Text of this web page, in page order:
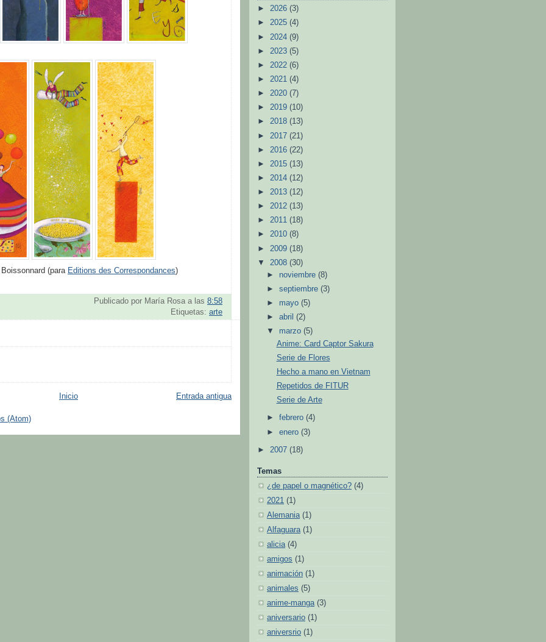
(para Editions des Correspondances)
Publicado por María Rosa a las 8:58
Etiquetas: arte
Entrada antigua
Inicio
(Atom)
► 2026 (3)
► 2025 (4)
► 2024 (9)
► 2023 (5)
► 2022 (6)
► 2021 (4)
► 2020 (7)
► 2019 (10)
► 2018 (13)
► 2017 (21)
► 2016 (22)
► 2015 (13)
► 2014 (12)
► 2013 (12)
► 2012 (13)
► 2011 (18)
► 2010 (8)
► 2009 (18)
▼ 2008 (30)
► noviembre(8)
►septiembre(3)
► mayo(5)
►abril(2)
▼ marzo(5)
Anime: Card Captor Sakura
Serie de Flores
Hecho a mano en Vietnam
Repetidos de FITUR
Serie de Arte
►febrero(4)
►enero(3)
► 2007 (18)
Temas
¿de papel o magnético? (4)
2021 (1)
Alemania (1)
Alfaguara (1)
alicia (4)
amigos (1)
animación (1)
animales (5)
anime-manga (3)
aniversario (1)
aniversrio (1)